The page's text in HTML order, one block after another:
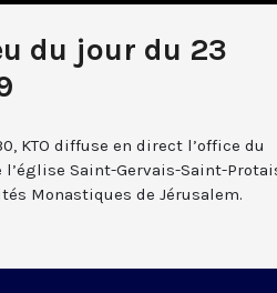
du jour du 23
KTO diffuse en direct l’office du
Saint-Gervais-Saint-
Monastiques de Jérusalem.